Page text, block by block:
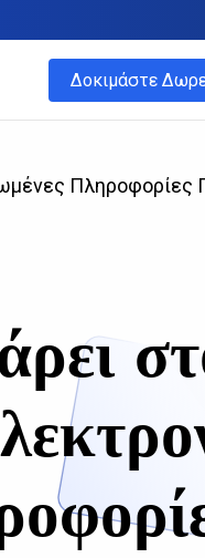
Δοκιμάστε
Πληροφορίες